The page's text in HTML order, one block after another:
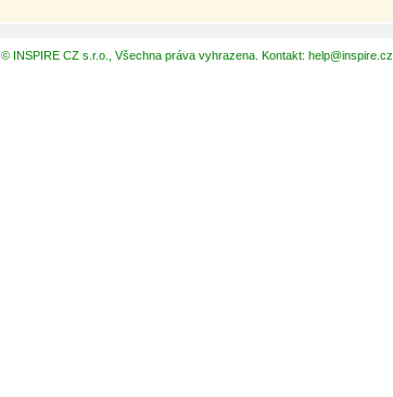
© INSPIRE CZ s.r.o., Všechna práva vyhrazena. Kontakt: help@inspire.cz